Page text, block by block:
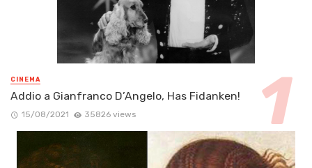
CINEMA
Addio a Gianfranco D’Angelo, Has Fidanken!
15/08/2021 35826 views